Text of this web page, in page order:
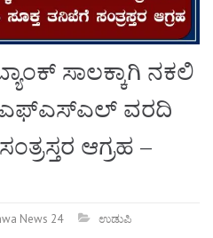
ಸಾಲಕ್ಕಾಗಿ ನಕಲಿ
ಎಫ್‌ಎಸ್‌ಎಲ್ ವರದಿ
ಆಗ್ರಹ –
News 24 ಉಡುಪಿ